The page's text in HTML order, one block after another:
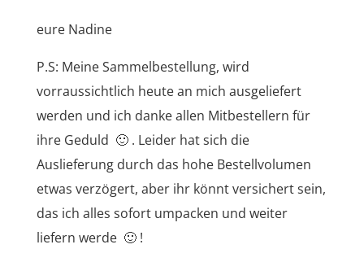
eure Nadine
P.S: Meine Sammelbestellung, wird
vorraussichtlich heute an mich ausgeliefert
werden und ich danke allen Mitbestellern für
ihre Geduld 🙂 . Leider hat sich die
Auslieferung durch das hohe Bestellvolumen
etwas verzögert, aber ihr könnt versichert sein,
das ich alles sofort umpacken und weiter
liefern werde 🙂 !